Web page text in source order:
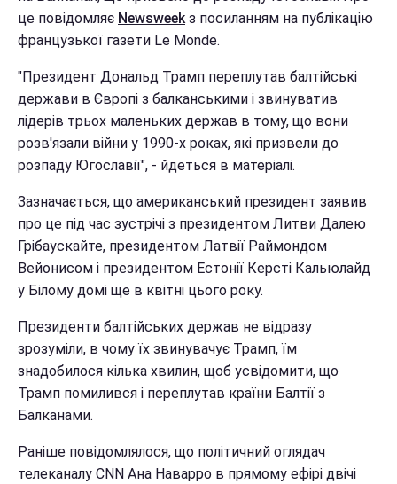
це повідомляє Newsweekз посиланням на публікацію
французької газети Le Monde.
"Президент Дональд Трамп переплутав балтійські
держави в Європі з балканськими і звинуватив
лідерів трьох маленьких держав в тому, що вони
розв'язали війни у 1990-х роках, які призвели до
розпаду Югославії", - йдеться в матеріалі.
Зазначається, що американський президент заявив
про це під час зустрічі з президентом Литви Далею
Грібаускайте, президентом Латвії Раймондом
Вейонисом і президентом Естонії Керсті Кальюлайд
у Білому домі ще в квітні цього року.
Президенти балтійських держав не відразу
зрозуміли, в чому їх звинувачує Трамп, їм
знадобилося кілька хвилин, щоб усвідомити, що
Трамп помилився і переплутав країни Балтії з
Балканами.
Раніше повідомлялося, що політичний оглядач
телеканалу CNN Ана Наварро в прямому ефірі двічі